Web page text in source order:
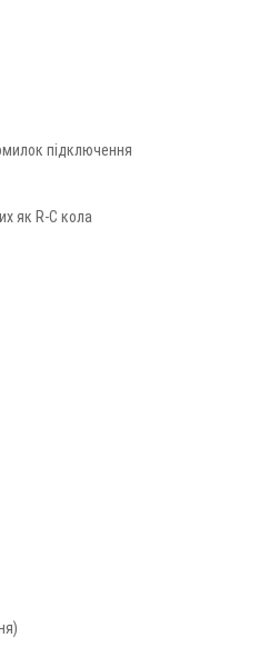
підключення
як R-C кола